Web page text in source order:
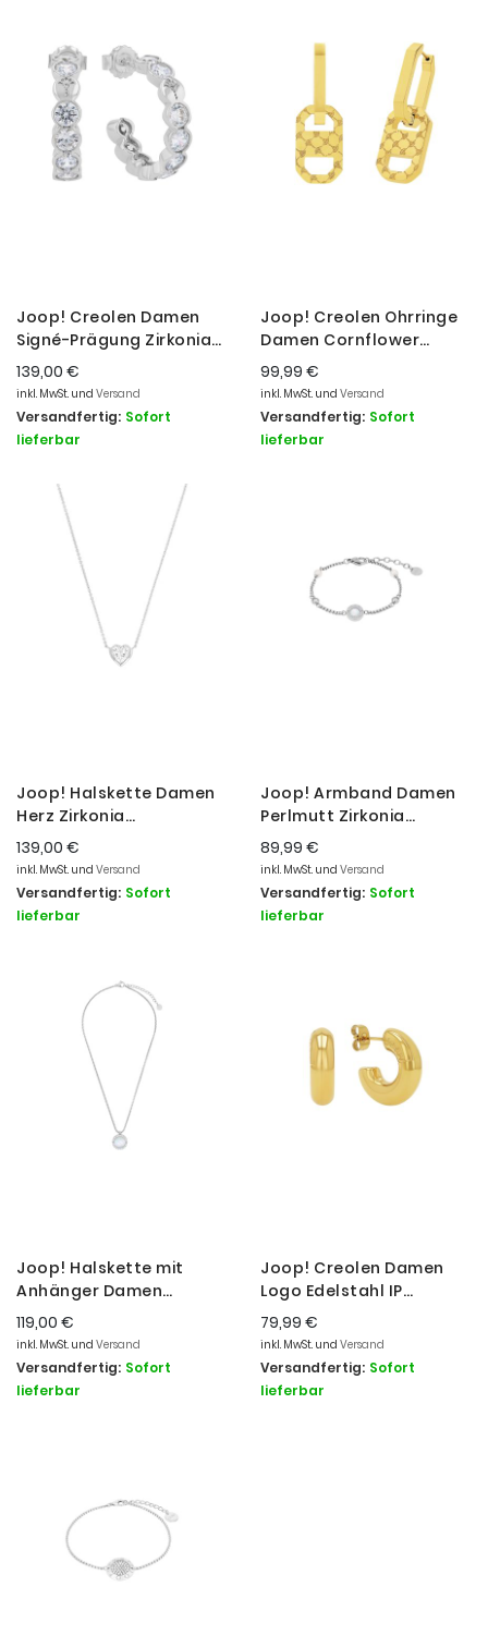
Joop! Creolen Damen
Signé-Prägung Zirkonia
Sterlingsilber 2038915
139,00 €
inkl. MwSt. und Versand
Versandfertig: Sofort
lieferbar
Joop! Creolen Ohrringe
Damen Cornflower
Edelstahl Vergoldet
2035137
99,99 €
inkl. MwSt. und Versand
Versandfertig: Sofort
lieferbar
Joop! Halskette Damen
Herz Zirkonia
Sterlingsilber 2039689
139,00 €
inkl. MwSt. und Versand
Versandfertig: Sofort
lieferbar
Joop! Armband Damen
Perlmutt Zirkonia
Edelstahl Silber-Ton
2039776
89,99 €
inkl. MwSt. und Versand
Versandfertig: Sofort
lieferbar
Joop! Halskette mit
Anhänger Damen
Perlmutt Zirkonia Silber
2039775
119,00 €
inkl. MwSt. und Versand
Versandfertig: Sofort
lieferbar
Joop! Creolen Damen
Logo Edelstahl IP
Vergoldet 19 mm
2039843
79,99 €
inkl. MwSt. und Versand
Versandfertig: Sofort
lieferbar